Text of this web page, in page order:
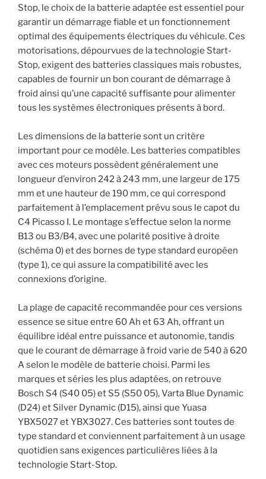
Stop, le choix de la batterie adaptée est essentiel pour
garantir un démarrage fiable et un fonctionnement
optimal des équipements électriques du véhicule. Ces
motorisations, dépourvues de la technologie Start-
Stop, exigent des batteries classiques mais robustes,
capables de fournir un bon courant de démarrage à
froid ainsi qu’une capacité suffisante pour alimenter
tous les systèmes électroniques présents à bord.
Les dimensions de la batterie sont un critère
important pour ce modèle. Les batteries compatibles
avec ces moteurs possèdent généralement une
longueur d’environ 242 à 243 mm, une largeur de 175
mm et une hauteur de 190 mm, ce qui correspond
parfaitement à l’emplacement prévu sous le capot du
C4 Picasso I. Le montage s’effectue selon la norme
B13 ou B3/B4, avec une polarité positive à droite
(schéma 0) et des bornes de type standard européen
(type 1), ce qui assure la compatibilité avec les
connexions d’origine.
La plage de capacité recommandée pour ces versions
essence se situe entre 60 Ah et 63 Ah, offrant un
équilibre idéal entre puissance et autonomie, tandis
que le courant de démarrage à froid varie de 540 à 620
A selon le modèle de batterie choisi. Parmi les
marques et séries les plus adaptées, on retrouve
Bosch S4 (S40 05) et S5 (S50 05), Varta Blue Dynamic
(D24) et Silver Dynamic (D15), ainsi que Yuasa
YBX5027 et YBX3027. Ces batteries sont toutes de
type standard et conviennent parfaitement à un usage
quotidien sans exigences particulières liées à la
technologie Start-Stop.